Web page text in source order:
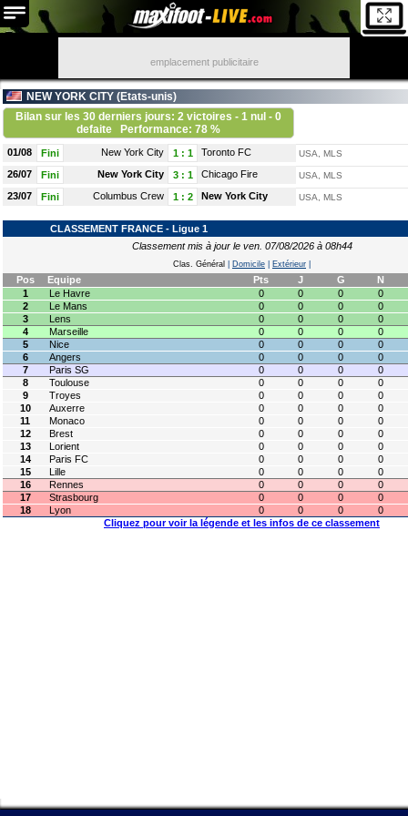
emplacement publicitaire
NEW YORK CITY (Etats-unis)
Bilan sur les 30 derniers jours: 2 victoires - 1 nul - 0
defaite
Performance: 78 %
01/08 Fini New York City 1: 1 Toronto FC USA, MLS
26/07 Fini New York City 3: 1 Chicago Fire USA, MLS
23/07 Fini Columbus Crew 1: 2 New York City USA, MLS
CLASSEMENT FRANCE - Ligue 1
Classement mis à jour le ven. 07/08/2026 à 08h44
Clas. Général Domicile Extérieur
Pos Equipe Pts J G
N
1
Le Havre 0 0 0
0
2
Le Mans 0 0 0
0
3
Lens 0 0 0
0
4
Marseille 0 0 0
0
5
Nice 0 0 0
0
6
Angers 0 0 0
0
7
Paris SG 0 0 0
0
8
Toulouse 0 0 0
0
9
Troyes 0 0 0
0
10
Auxerre 0 0 0
0
11
Monaco 0 0 0
0
12
Brest 0 0 0
0
13
Lorient 0 0 0
0
14
Paris FC 0 0 0
0
15
Lille 0 0 0
0
16
Rennes 0 0 0
0
17
Strasbourg 0 0 0
0
18
Lyon 0 0 0
0
Cliquez pour voir la légende et les infos de ce classement